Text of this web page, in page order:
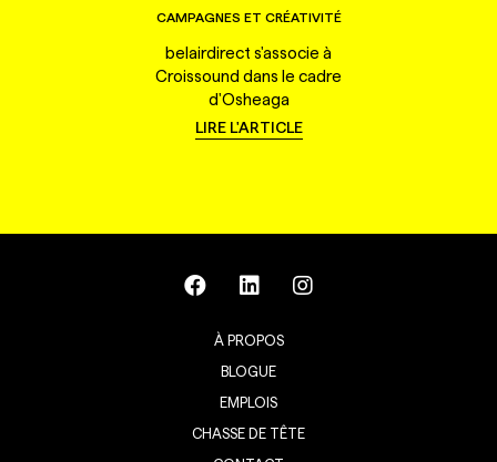
CAMPAGNES ET CRÉATIVITÉ
belairdirect s'associe à
Croissound dans le cadre
d'Osheaga
LIRE L'ARTICLE
À PROPOS
BLOGUE
EMPLOIS
CHASSE DE TÊTE